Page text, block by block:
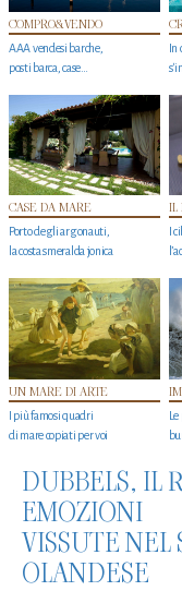
COMPRO&VENDO
AAA vendesi barche,
posti barca, case…
In
CASE DA MARE
Porto degli argonauti,
la costa smeralda jonica
IL
I
UN MARE DI ARTE
I più famosi quadri
di mare copiati per voi
DUBBELS, IL
EMOZIONI
VISSUTE NEL
OLANDESE